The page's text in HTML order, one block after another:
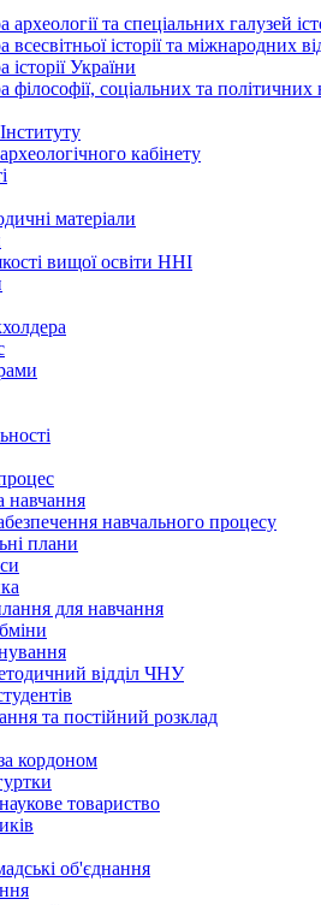
археології та спеціальних галузей
всесвітньої історії та міжнародних
історії України
філософії, соціальних та політичних
археологічного кабінету
матеріали
вищої освіти ННІ
навчання
навчального процесу
плани
для навчання
відділ ЧНУ
та постійний розклад
кордоном
товариство
об'єднання